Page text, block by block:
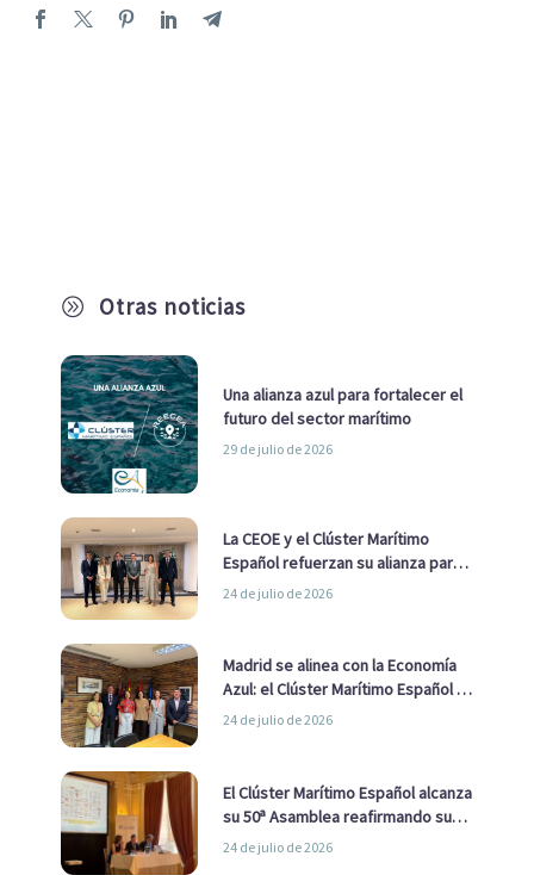
A Otras noticias
Una alianza azul para fortalecer el
futuro del sector marítimo
29 de julio de 2026
La CEOE y el Clúster Marítimo
Español refuerzan su alianza para
impulsar una estrategia Nacional
24 de julio de 2026
Madrid se alinea con la Economía
Azul: el Clúster Marítimo Español y
la Real Liga Naval avanzan alianzas
24 de julio de 2026
El Clúster Marítimo Español alcanza
su 50ª Asamblea reafirmando su
liderazgo en la Economía Azul
24 de julio de 2026